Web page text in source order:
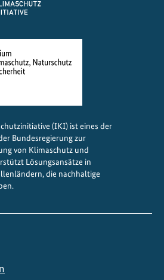
(IKI) ist eines der
Bundesregierung zur
von Klimaschutz und
Lösungsansätze in
die nachhaltige